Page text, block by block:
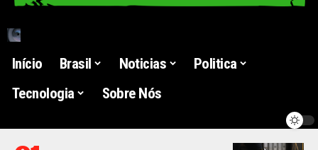
Início Brasil Noticias
Politica
Tecnologia
Sobre Nós